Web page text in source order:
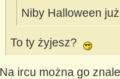
Niby Halloween
To ty żyjesz?
Na ircu można go